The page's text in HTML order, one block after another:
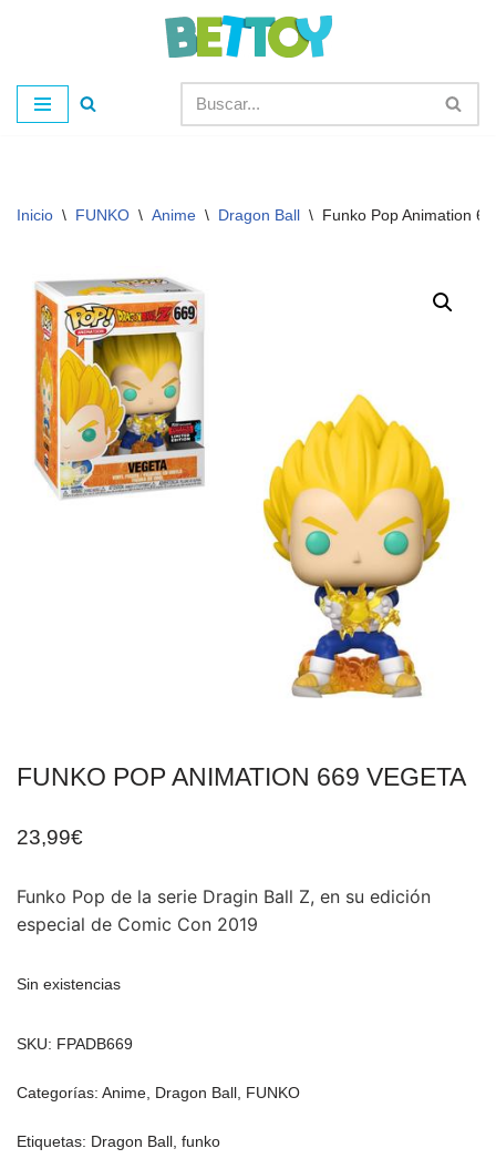
al
contenido
Inicio \ FUNKO \ Anime \ Dragon Ball \ Funko Pop Animation
FUNKO POP ANIMATION 669 VEGETA
23,99€
Funko Pop de la serie Dragin Ball Z, en su edición
especial de Comic Con 2019
Sin existencias
SKU: FPADB669
Categorías: Anime Dragon Ball FUNKO
Etiquetas: Dragon Ball funko